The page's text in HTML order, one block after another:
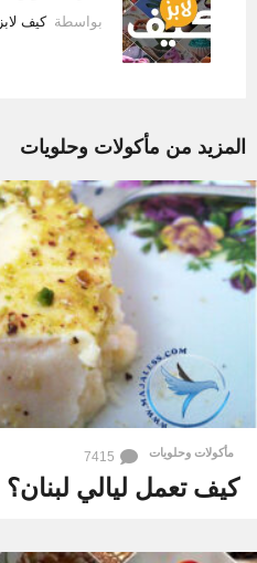
بواسطة كيف لابز
المزيد من مأكولات وحلويات
مأكولات وحلويات 7415
كيف تعمل ليالي لبنان؟